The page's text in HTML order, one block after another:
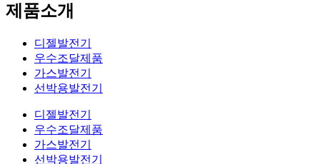
제품소개
디젤발전기
우수조달제품
가스발전기
선박용발전기
디젤발전기
우수조달제품
가스발전기
선박용발전기